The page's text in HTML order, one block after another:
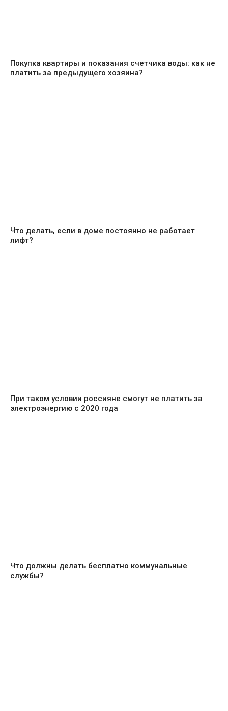
Покупка квартиры и показания счетчика воды: как не
платить за предыдущего хозяина?
Что делать, если в доме постоянно не работает
лифт?
При таком условии россияне смогут не платить за
электроэнергию с 2020 года
Что должны делать бесплатно коммунальные
службы?